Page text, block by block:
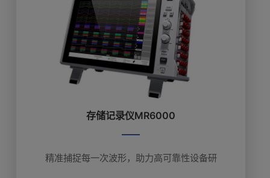
存储记录仪MR6000
精准捕捉每一次波形，助力高可靠性设备研